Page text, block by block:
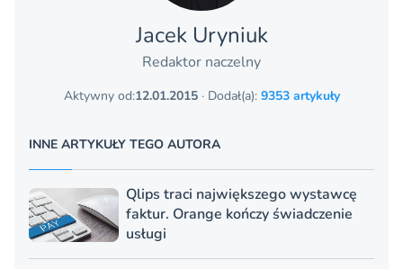
Jacek Uryniuk
Redaktor naczelny
Aktywny od:12.01.2015· Dodał(a): 9353 artykuły
INNE ARTYKUŁY TEGO AUTORA
Qlips traci największego wystawcę
faktur. Orange kończy świadczenie
usługi